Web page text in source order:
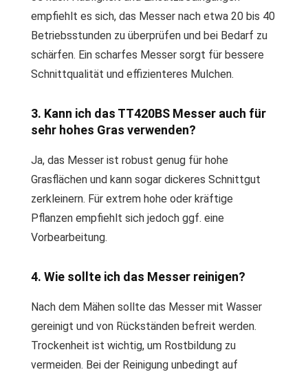
empfiehlt es sich, das Messer nach etwa 20 bis 40
Betriebsstunden zu überprüfen und bei Bedarf zu
schärfen. Ein scharfes Messer sorgt für bessere
Schnittqualität und effizienteres Mulchen.
3. Kann ich das TT420BS Messer auch für
sehr hohes Gras verwenden?
Ja, das Messer ist robust genug für hohe
Grasflächen und kann sogar dickeres Schnittgut
zerkleinern. Für extrem hohe oder kräftige
Pflanzen empfiehlt sich jedoch ggf. eine
Vorbearbeitung.
4. Wie sollte ich das Messer reinigen?
Nach dem Mähen sollte das Messer mit Wasser
gereinigt und von Rückständen befreit werden.
Trockenheit ist wichtig, um Rostbildung zu
vermeiden. Bei der Reinigung unbedingt auf